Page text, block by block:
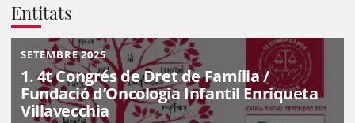
Entitats
SETEMBRE 2025
1. 4t Congrés de Dret de Família /
Fundació d’Oncologia Infantil Enriqueta
Villavecchia